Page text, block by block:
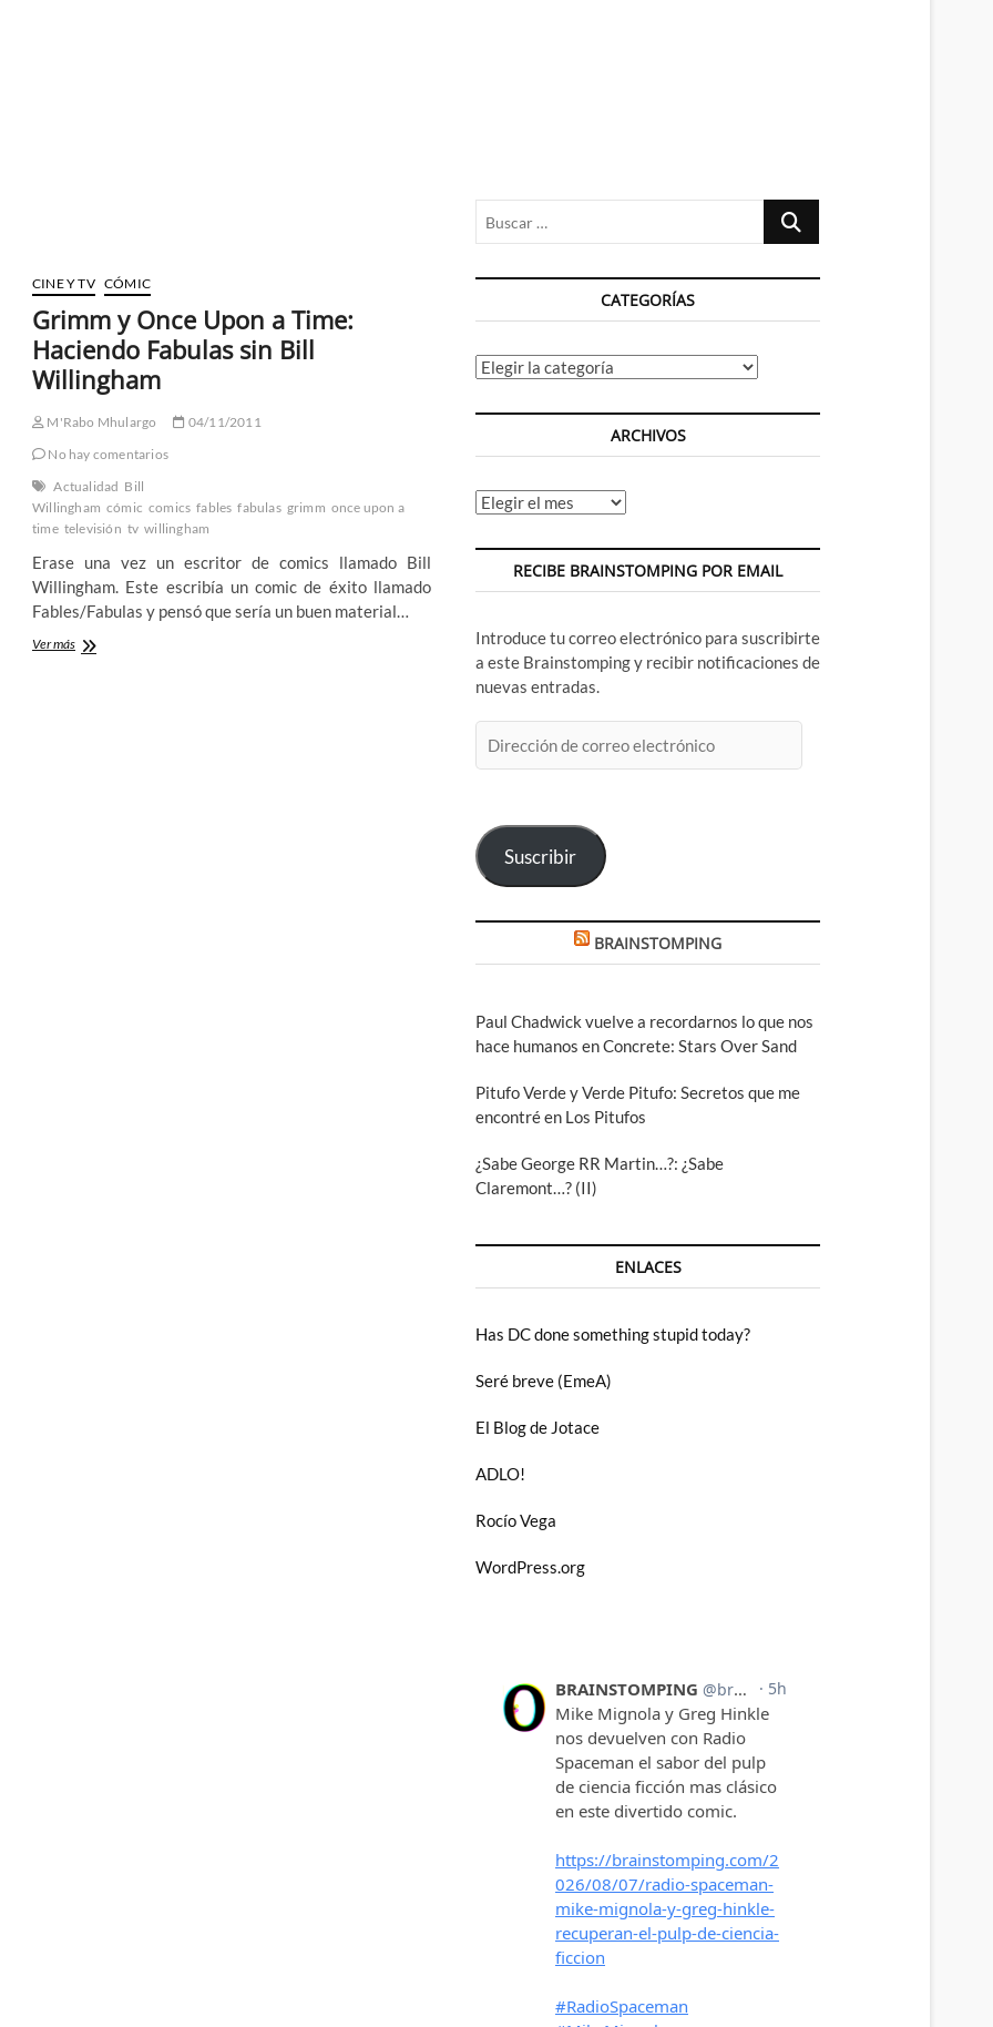
CINE Y TV CÓMIC
Grimm y Once Upon a Time:
Haciendo Fabulas sin Bill
Willingham
M'Rabo Mhulargo
04/11/2011
No hay comentarios
Actualidad Bill
Willingham cómic comics fables fabulas grimm once upon a
time televisión tv willingham
Erase una vez un escritor de comics llamado Bill
Willingham. Este escribía un comic de éxito llamado
Fables/Fabulas y pensó que sería un buen material…
Ver másGrimm
Buscar
CATEGORÍAS
Categorías
ARCHIVOS
Archivos
RECIBE BRAINSTOMPING POR EMAIL
Introduce tu correo electrónico para suscribirte
a este Brainstomping y recibir notificaciones de
nuevas entradas.
de
Suscribir
BRAINSTOMPING
Paul Chadwick vuelve a recordarnos lo que nos
hace humanos en Concrete: Stars Over Sand
Pitufo Verde y Verde Pitufo: Secretos que me
encontré en Los Pitufos
¿Sabe George RR Martin…?: ¿Sabe
Claremont…? (II)
ENLACES
Has DC done something stupid today?
Seré breve (EmeA)
El Blog de Jotace
ADLO!
Rocío Vega
WordPress.org